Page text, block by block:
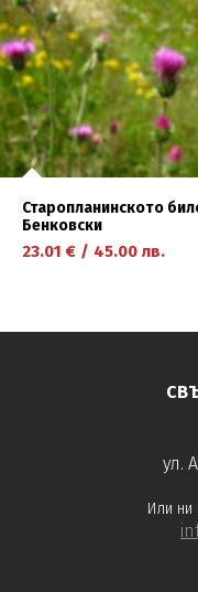
Старопланинското
Бенковски
23.01 € / 45.00 лв.
ул.
Или ни